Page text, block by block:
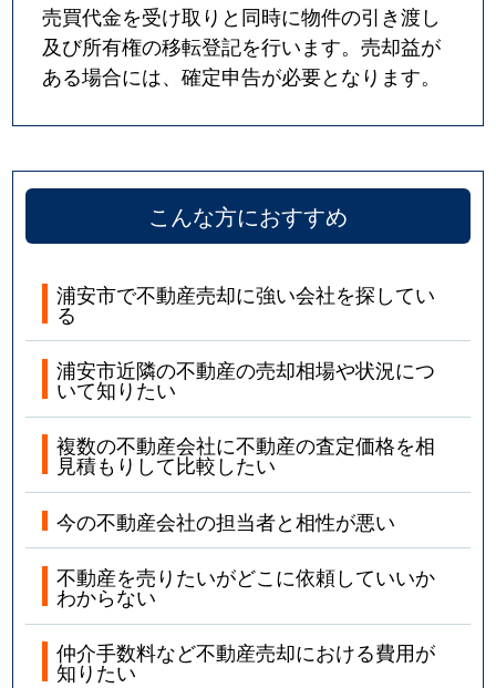
売買代金を受け取りと同時に物件の引き渡し
及び所有権の移転登記を行います。売却益が
ある場合には、確定申告が必要となります。
こんな方におすすめ
浦安市で不動産売却に強い会社を探してい
る
浦安市近隣の不動産の売却相場や状況につ
いて知りたい
複数の不動産会社に不動産の査定価格を相
見積もりして比較したい
今の不動産会社の担当者と相性が悪い
不動産を売りたいがどこに依頼していいか
わからない
仲介手数料など不動産売却における費用が
知りたい